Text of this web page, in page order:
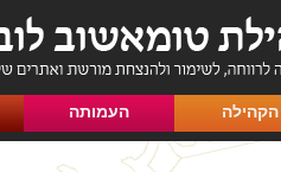
הקהילה העמותה